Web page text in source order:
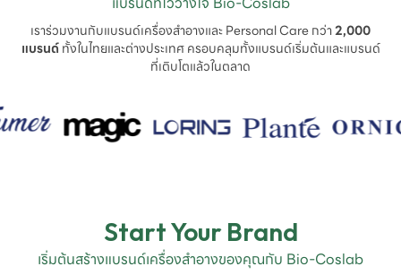
เราร่วมงานกับแบรนด์เครื่องสำอางและ Personal Care กว่า2,000
แบรนด์ทั้งในไทยและต่างประเทศ ครอบคลุมทั้งแบรนด์เริ่มต้นและแบรนด์
ที่เติบโตแล้วในตลาด
Start Your Brand
เริ่มต้นสร้างแบรนด์เครื่องสำอางของคุณกับ Bio-Coslab